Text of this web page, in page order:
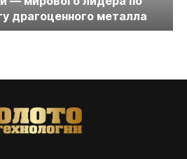
драгоценного металла